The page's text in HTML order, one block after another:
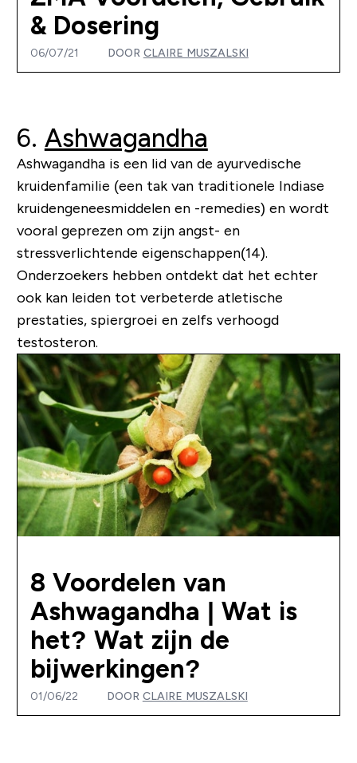
& Dosering
06/07/21 DOOR CLAIRE MUSZALSKI
6. Ashwagandha
Ashwagandha is een lid van de ayurvedische
kruidenfamilie (een tak van traditionele Indiase
kruidengeneesmiddelen en -remedies) en wordt
vooral geprezen om zijn angst- en
stressverlichtende eigenschappen(14).
Onderzoekers hebben ontdekt dat het echter
ook kan leiden tot verbeterde atletische
prestaties, spiergroei en zelfs verhoogd
testosteron.
8 Voordelen van
Ashwagandha | Wat is
het? Wat zijn de
bijwerkingen?
01/06/22 DOOR CLAIRE MUSZALSKI